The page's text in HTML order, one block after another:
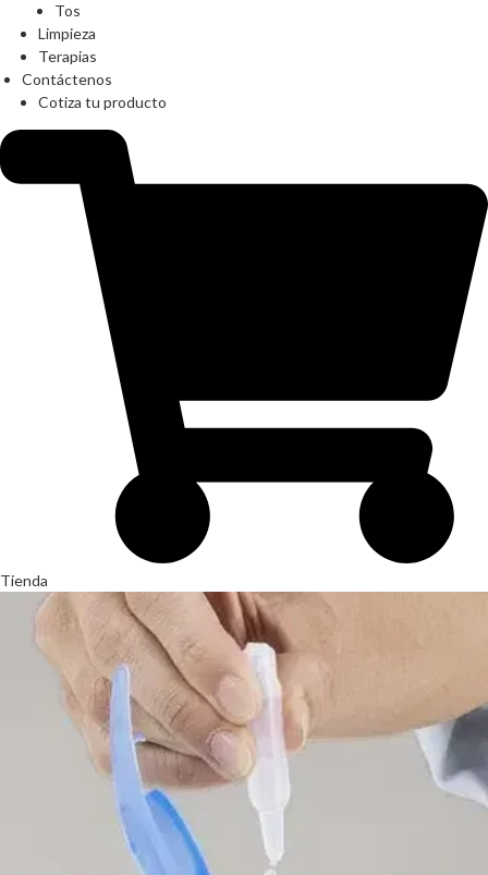
Tos
Limpieza
Terapias
Contáctenos
Cotiza tu producto
Tienda